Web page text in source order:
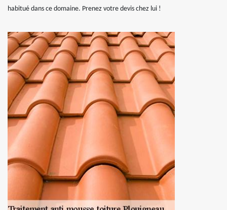
habitué dans ce domaine. Prenez votre devis chez lui !